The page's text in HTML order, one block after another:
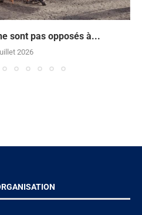
sont pas opposés à...
2026